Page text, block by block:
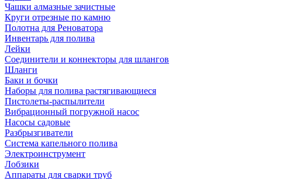
Чашки алмазные зачистные
Круги отрезные по камню
Полотна для Реноватора
Инвентарь для полива
Лейки
Соединители и коннекторы для шлангов
Шланги
Баки и бочки
Наборы для полива растягивающиеся
Пистолеты-распылители
Вибрационный погружной насос
Насосы садовые
Разбрызгиватели
Система капельного полива
Электроинструмент
Лобзики
Аппараты для сварки труб